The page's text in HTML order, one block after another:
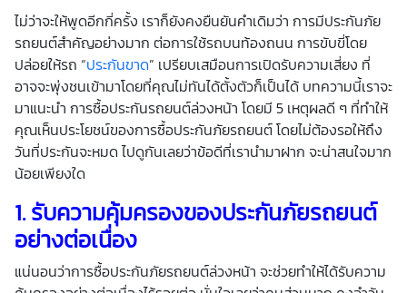
การใช้งานบางอย่างได้ เป็นต้น) และข้าพเจ้าทราบว่าการถอน
ความยินยอมดังกล่าว ไม่มีผลกระทบต่อการประมวลผลข้อมูล
ส่วนบุคคลที่ได้ดำเนินการเสร็จสิ้นไปแล้วก่อนการถอนความ
ยินยอม โดยข้าพเจ้าให้ถือเอาการกดเลือก “ให้ความยินยอม” ใน
ช่องสนทนา เป็นการแสดงเจตนายินยอมของข้าพเจ้าแทนการ
ลงลายมือชื่อเป็นหลักฐาน
ไม่ว่าจะให้พูดอีกกี่ครั้ง เราก็ยังคงยืนยันคำเดิมว่า การมีประกันภัย
รถยนต์สำคัญอย่างมาก ต่อการใช้รถบนท้องถนน การขับขี่โดย
ปล่อยให้รถ “ประกันขาด” เปรียบเสมือนการเปิดรับความเสี่ยง ที่
อาจจะพุ่งชนเข้ามาโดยที่คุณไม่ทันได้ตั้งตัวก็เป็นได้ บทความนี้เราจะ
มาแนะนำ การซื้อประกันรถยนต์ล่วงหน้า โดยมี 5 เหตุผลดี ๆ ที่ทำให้
คุณเห็นประโยชน์ของการซื้อประกันภัยรถยนต์ โดยไม่ต้องรอให้ถึง
วันที่ประกันจะหมด ไปดูกันเลยว่าข้อดีที่เรานำมาฝาก จะน่าสนใจมาก
น้อยเพียงใด
1.รับความคุ้มครองของประกันภัยรถยนต์
อย่างต่อเนื่อง
แน่นอนว่าการซื้อประกันภัยรถยนต์ล่วงหน้า จะช่วยทำให้ได้รับความ